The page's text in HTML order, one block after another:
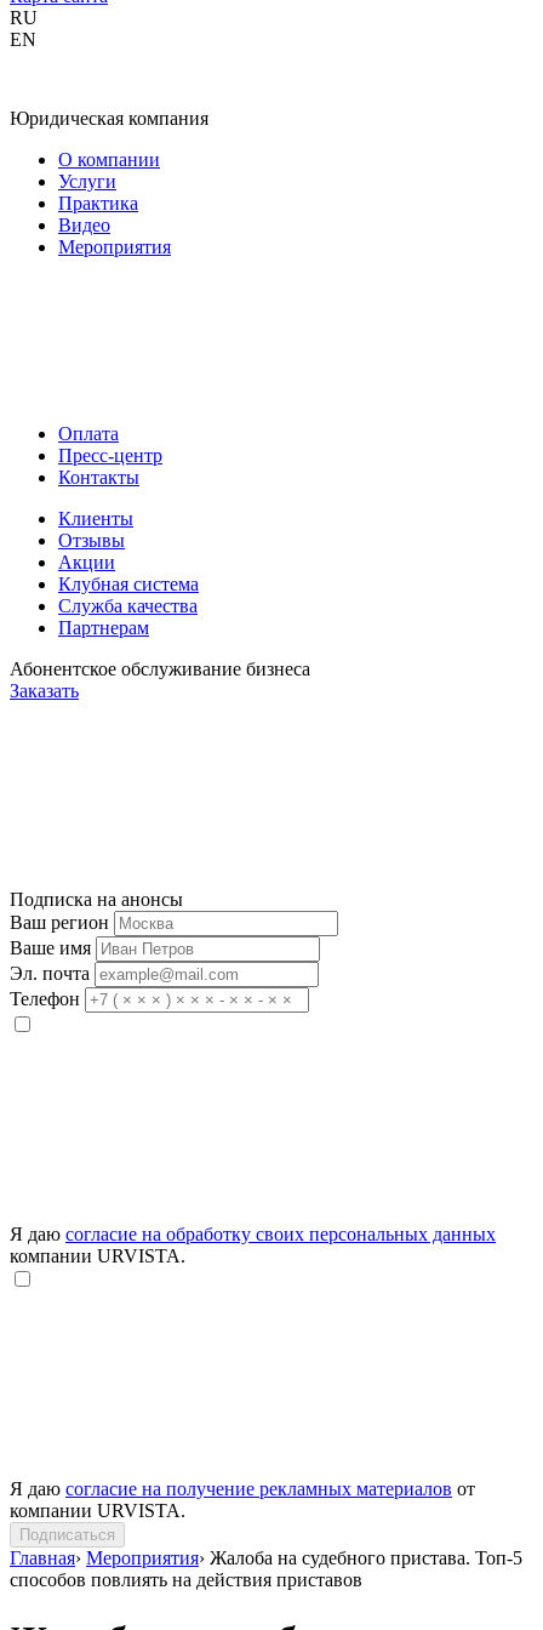
RU
EN
Юридическая компания
О компании
Услуги
Практика
Видео
Мероприятия
Оплата
Пресс-центр
Контакты
Клиенты
Отзывы
Акции
Клубная система
Служба качества
Партнерам
Абонентское обслуживание бизнеса
Заказать
Подписка на анонсы
Ваш регион
Ваше имя
Эл. почта
Телефон
Я даю согласие на обработку своих персональных данных
компании URVISTA.
Я даю согласие на получение рекламных материалов от
компании URVISTA.
Подписаться
Главная› Мероприятия› Жалоба на судебного пристава. Топ-5
способов повлиять на действия приставов